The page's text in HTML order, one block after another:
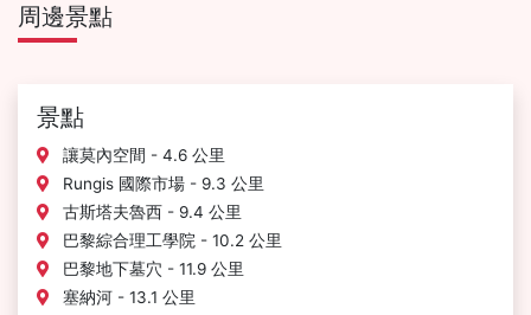
周邊景點
景點
讓莫內空間 - 4.6 公里
Rungis 國際市場 - 9.3 公里
古斯塔夫魯西 - 9.4 公里
巴黎綜合理工學院 - 10.2 公里
巴黎地下墓穴 - 11.9 公里
塞納河 - 13.1 公里